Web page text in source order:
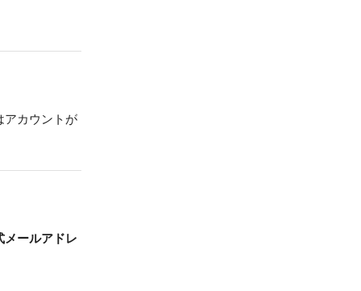
アカウントが
メールアドレ